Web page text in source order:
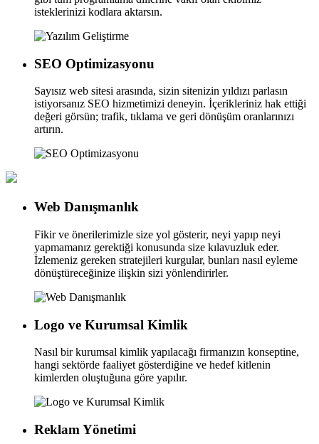
isteklerinizi kodlara aktarsın.
SEO Optimizasyonu
Sayısız web sitesi arasında, sizin sitenizin yıldızı parlasın
istiyorsanız SEO hizmetimizi deneyin. İçerikleriniz hak ettiği
değeri görsün; trafik, tıklama ve geri dönüşüm oranlarınızı
artırın.
Web Danışmanlık
Fikir ve önerilerimizle size yol gösterir, neyi yapıp neyi
yapmamanız gerektiği konusunda size kılavuzluk eder.
İzlemeniz gereken stratejileri kurgular, bunları nasıl eyleme
dönüştüreceğinize ilişkin sizi yönlendirirler.
Logo ve Kurumsal Kimlik
Nasıl bir kurumsal kimlik yapılacağı firmanızın konseptine,
hangi sektörde faaliyet gösterdiğine ve hedef kitlenin
kimlerden oluştuğuna göre yapılır.
Reklam Yönetimi